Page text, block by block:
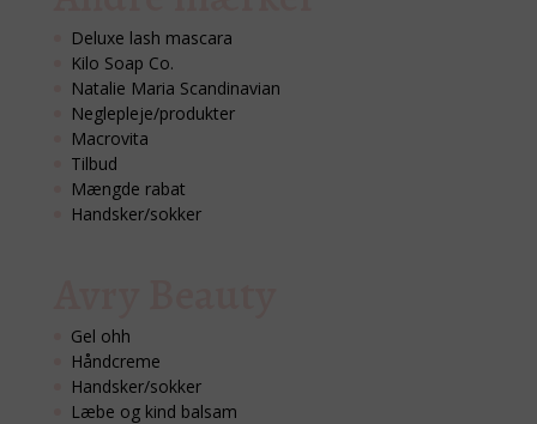
Deluxe lash mascara
Kilo Soap Co.
Natalie Maria Scandinavian
Neglepleje/produkter
Macrovita
Tilbud
Mængde rabat
Handsker/sokker
Gel ohh
Håndcreme
Handsker/sokker
Læbe og kind balsam